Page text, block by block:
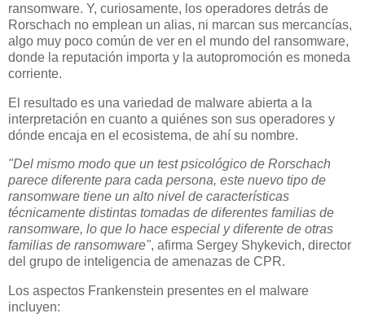
ransomware. Y, curiosamente, los operadores detrás de
Rorschach no emplean un alias, ni marcan sus mercancías,
algo muy poco común de ver en el mundo del ransomware,
donde la reputación importa y la autopromoción es moneda
corriente.
El resultado es una variedad de malware abierta a la
interpretación en cuanto a quiénes son sus operadores y
dónde encaja en el ecosistema, de ahí su nombre.
"Del mismo modo que un test psicológico de Rorschach
parece diferente para cada persona, este nuevo tipo de
ransomware tiene un alto nivel de características
técnicamente distintas tomadas de diferentes familias de
ransomware, lo que lo hace especial y diferente de otras
familias de ransomware", afirma Sergey Shykevich, director
del grupo de inteligencia de amenazas de CPR.
Los aspectos Frankenstein presentes en el malware
incluyen: